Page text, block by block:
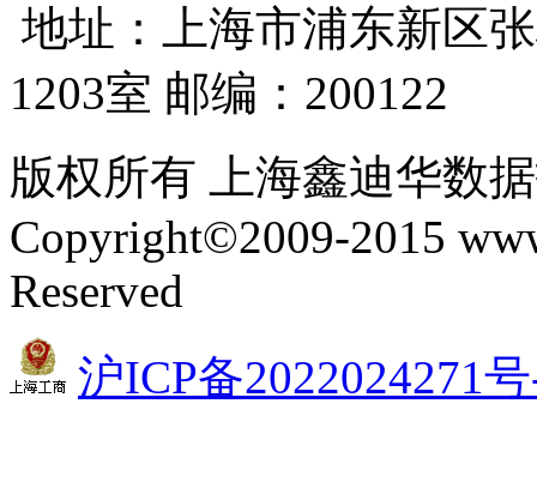
地址：上海市浦东新区
1203室 邮编：200122
版权所有 上海鑫迪华数
Copyright©2009-2015
Reserved
沪ICP备2022024271